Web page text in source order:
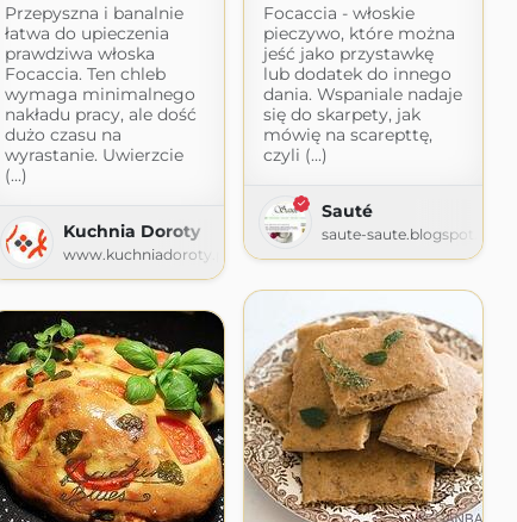
Przepyszna i banalnie
łatwa do upieczenia
prawdziwa włoska
Focaccia. Ten chleb
wymaga minimalnego
nakładu pracy, ale dość
dużo czasu na
wyrastanie. Uwierzcie
(...)
Kuchnia Doroty
www.kuchniadoroty.pl
Focaccia - włoskie
pieczywo, które można
jeść jako przystawkę
lub dodatek do innego
dania. Wspaniale nadaje
się do skarpety, jak
mówię na scarepttę,
czyli (...)
Sauté
saute-saute.blogspot.com